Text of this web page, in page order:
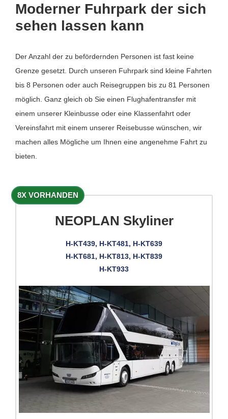
Moderner Fuhrpark der sich
sehen lassen kann
Der Anzahl der zu befördernden Personen ist fast keine
Grenze gesetzt. Durch unseren Fuhrpark sind kleine Fahrten
bis 8 Personen oder auch Reisegruppen bis zu 81 Personen
möglich. Ganz gleich ob Sie einen Flughafentransfer mit
einem unserer Kleinbusse oder eine Klassenfahrt oder
Vereinsfahrt mit einem unserer Reisebusse wünschen, wir
machen alles Mögliche um Ihnen eine angenehme Fahrt zu
bieten.
8X VORHANDEN
NEOPLAN Skyliner
H-KT439, H-KT481, H-KT639
H-KT681, H-KT813, H-KT839
H-KT933